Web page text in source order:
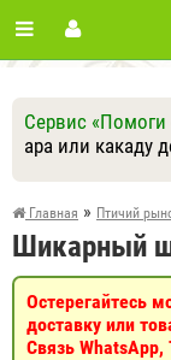
Сервис
ара или какаду
Ответить
Главная » Птичий
Шикарный
Остерегайтесь
доставку или
Связь WhatsApp,